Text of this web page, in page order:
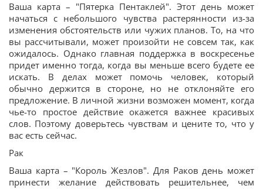
Ваша карта – "Пятерка Пентаклей". Этот день может
начаться с небольшого чувства растерянности из-за
изменения обстоятельств или чужих планов. То, на что
вы рассчитывали, может произойти не совсем так, как
ожидалось. Однако главная поддержка в воскресенье
придет именно тогда, когда вы меньше всего будете ее
искать. В делах может помочь человек, который
обычно держится в стороне, но не отклоняйте его
предложение. В личной жизни возможен момент, когда
чье-то простое действие окажется важнее красивых
слов. Поэтому доверьтесь чувствам и цените то, что у
вас есть сейчас.
Рак
Ваша карта – "Король Жезлов". Для Раков день может
принести желание действовать решительнее, чем